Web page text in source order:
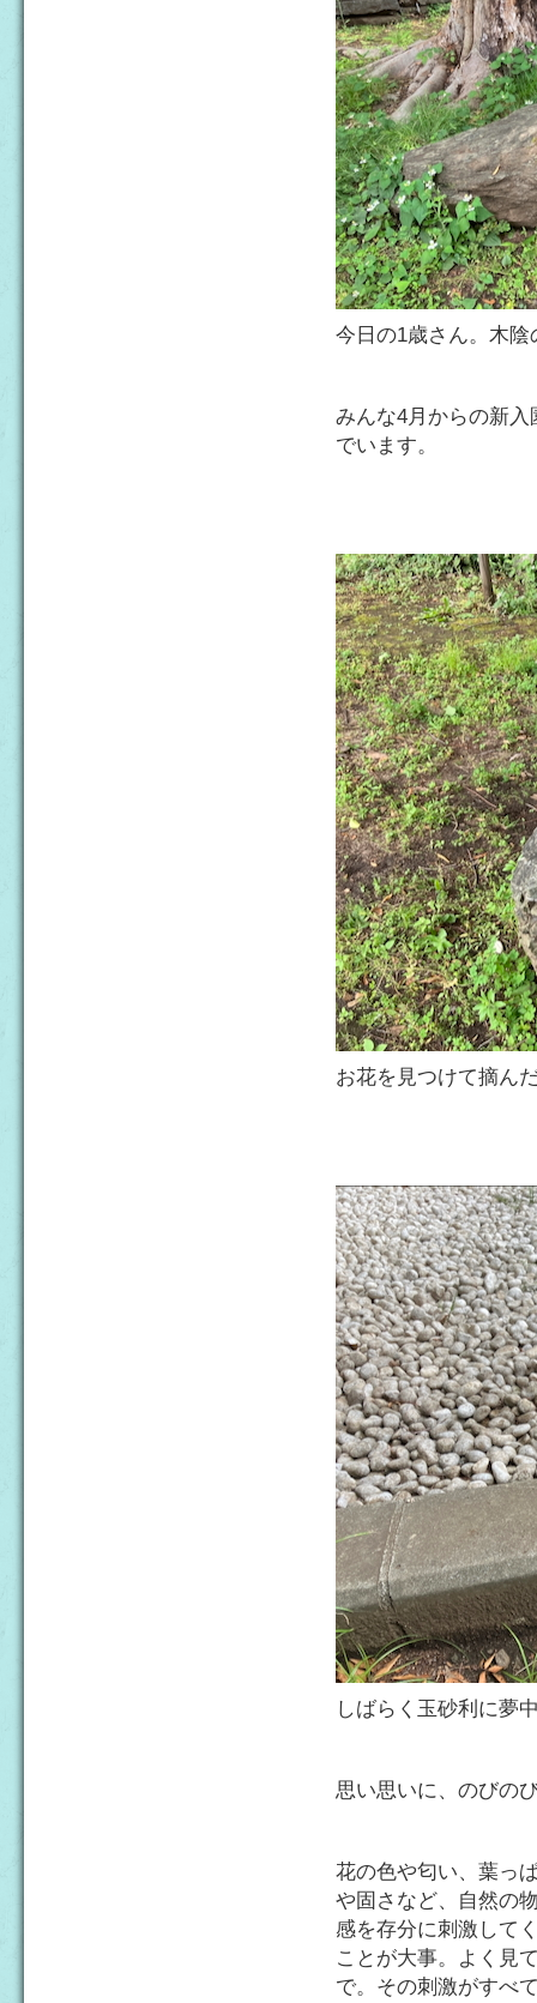
今日の1歳さん。木
みんな4月からの新
でいます。
お花を見つけて摘ん
しばらく玉砂利に夢
思い思いに、のびの
花の色や匂い、葉っ
や固さなど、自然の
感を存分に刺激して
ことが大事。よく見
で。その刺激がすべ